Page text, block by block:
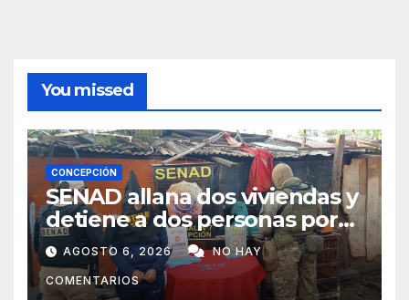
You missed
CONCEPCIÓN
SENAD allana dos viviendas y
detiene a dos personas por
presunto microtráfico en
Concepción
AGOSTO 6, 2026 NO HAY
COMENTARIOS